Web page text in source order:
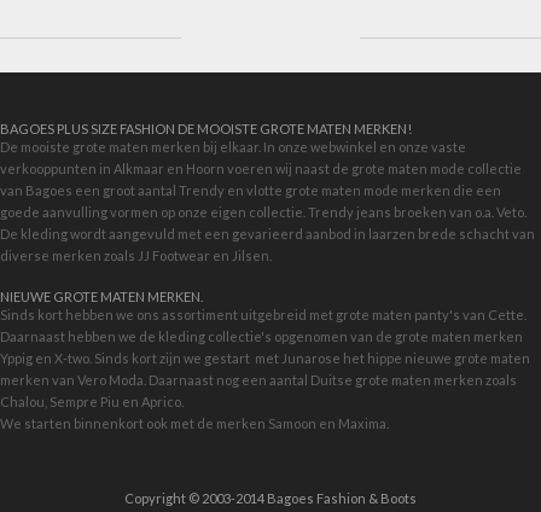
BAGOES PLUS SIZE FASHION DE MOOISTE GROTE MATEN MERKEN!
De mooiste grote maten merken bij elkaar. In onze webwinkel en onze vaste
verkooppunten in Alkmaar en Hoorn voeren wij naast de grote maten mode collectie
van Bagoes een groot aantal Trendy en vlotte grote maten mode merken die een
goede aanvulling vormen op onze eigen collectie. Trendy jeans broeken van o.a. Veto.
De kleding wordt aangevuld met een gevarieerd aanbod in laarzen brede schachtvan
diverse merken zoals JJ Footwear en Jilsen.
NIEUWE GROTE MATEN MERKEN.
Sinds kort hebben we ons assortiment uitgebreid met grote maten panty's van Cette.
Daarnaast hebben we de kleding collectie's opgenomen van de grote maten merken
Yppig en X-two. Sinds kort zijn we gestart met Junarose het hippe nieuwe grote maten
merken van Vero Moda. Daarnaast nog een aantal Duitse grote maten merken zoals
Chalou, Sempre Piu en Aprico.
We starten binnenkort ook met de merken Samoon en Maxima.
Copyright © 2003-2014 Bagoes Fashion & Boots